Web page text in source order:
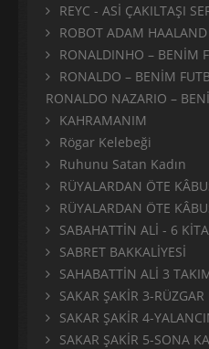
REYC - ASİ ÇAKILTAŞI
ROBOT ADAM HAALAND
RONALDINHO – BENİM
RONALDO – BENİM
RONALDO NAZARIO –
KAHRAMANIM
Rögar Kelebeği
Ruhunu Satan Kadın
RÜYALARDAN ÖTE
RÜYALARDAN ÖTE
SABAHATTİN ALİ - 6
SABRET BAKKALİYESİ
SAHABATTİN ALİ 3
SAKAR ŞAKİR 3-
SAKAR ŞAKİR 4-
SAKAR ŞAKİR 5-SONA